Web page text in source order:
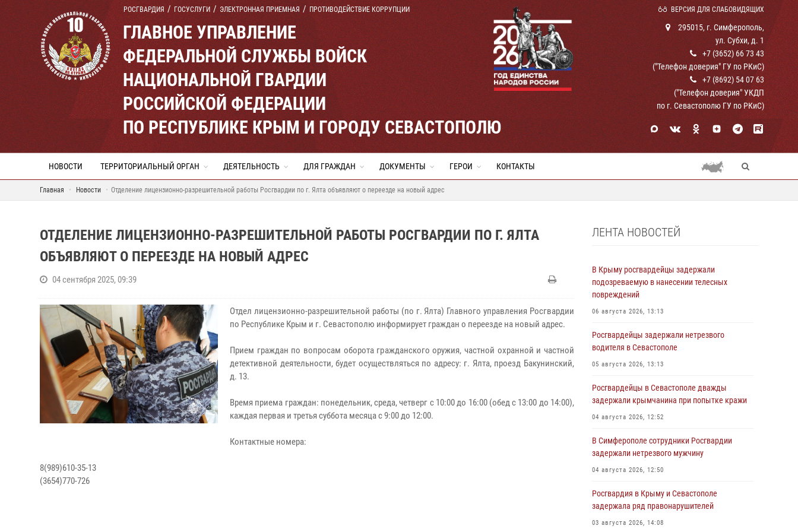
РОСГВАРДИЯ ГОСУСЛУГИ ЭЛЕКТРОННАЯ ПРИЕМНАЯ ПРОТИВОДЕЙСТВИЕ КОРРУПЦИИ ВЕРСИЯ ДЛЯ СЛАБОВИДЯЩИХ
ГЛАВНОЕ УПРАВЛЕНИЕ
ФЕДЕРАЛЬНОЙ СЛУЖБЫ ВОЙСК
НАЦИОНАЛЬНОЙ ГВАРДИИ
РОССИЙСКОЙ ФЕДЕРАЦИИ
ПО РЕСПУБЛИКЕ КРЫМ И ГОРОДУ СЕВАСТОПОЛЮ
295015, г. Симферополь,
ул. Субхи, д. 1
+7 (3652) 66 73 43
("Телефон доверия" ГУ по РКиС)
+7 (8692) 54 07 63
("Телефон доверия" УКДП
по г. Севастополю ГУ по РКиС)
НОВОСТИ ТЕРРИТОРИАЛЬНЫЙ ОРГАН ДЕЯТЕЛЬНОСТЬ ДЛЯ ГРАЖДАН ДОКУМЕНТЫ ГЕРОИ КОНТАКТЫ
Главная Новости Отделение лицензионно-разрешительной работы Росгвардии по г. Ялта объявляют о переезде на новый адрес
ОТДЕЛЕНИЕ ЛИЦЕНЗИОННО-РАЗРЕШИТЕЛЬНОЙ РАБОТЫ РОСГВАРДИИ ПО Г. ЯЛТА
ОБЪЯВЛЯЮТ О ПЕРЕЕЗДЕ НА НОВЫЙ АДРЕС
04 сентября 2025, 09:39
Отдел лицензионно-разрешительной работы (по г. Ялта) Главного управления Росгвардии
по Республике Крым и г. Севастополю информирует граждан о переезде на новый адрес.
Прием граждан по вопросам оборота гражданского оружия, частной охранной и частной
детективной деятельности, будет осуществляться по адресу: г. Ялта, проезд Бакунинский,
д. 13.
Время приема граждан: понедельник, среда, четверг с 10:00 до 16:00 (обед с 13:00 до 14:00),
каждая первая и третья суббота месяца с 9:00 до 12:00.
Контактные номера:
8(989)610-35-13
(3654)770-726
ЛЕНТА НОВОСТЕЙ
В Крыму росгвардейцы задержали
подозреваемую в нанесении телесных
повреждений
06 августа 2026, 13:13
Росгвардейцы задержали нетрезвого
водителя в Севастополе
05 августа 2026, 13:13
Росгвардейцы в Севастополе дважды
задержали крымчанина при попытке кражи
04 августа 2026, 12:52
В Симферополе сотрудники Росгвардии
задержали нетрезвого мужчину
04 августа 2026, 12:50
Росгвардия в Крыму и Севастополе
задержала ряд правонарушителей
03 августа 2026, 14:08